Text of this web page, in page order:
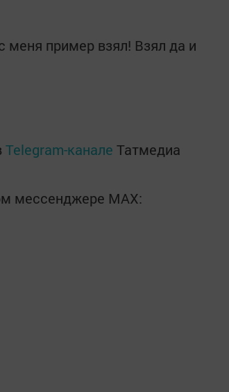
меня пример взял! Взял да и
Telegram-канале Татмедиа
мессенджере MАХ: